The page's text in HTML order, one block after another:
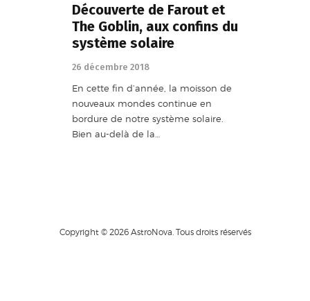
Découverte de Farout et
The Goblin, aux confins du
système solaire
26 décembre 2018
En cette fin d’année, la moisson de
nouveaux mondes continue en
bordure de notre système solaire.
Bien au-delà de la…
Copyright © 2026 AstroNova. Tous droits réservés